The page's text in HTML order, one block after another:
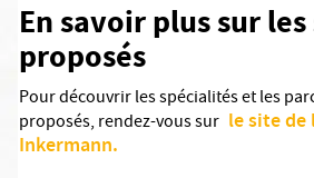
En savoir plus sur
proposés
Pour découvrir les spécialités et les
proposés, rendez-vous sur le site
Inkermann.